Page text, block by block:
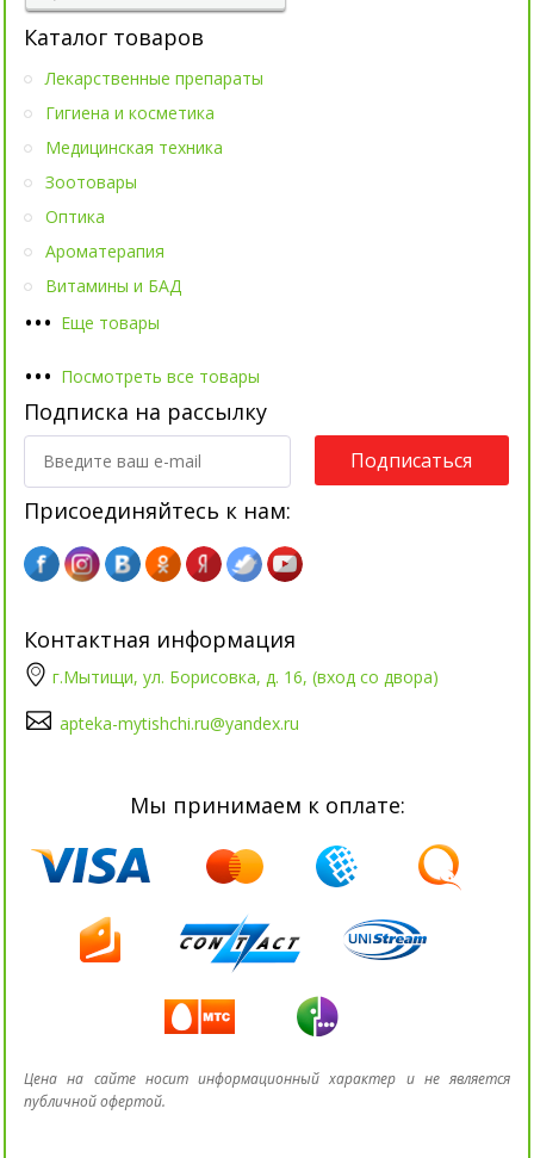
Каталог товаров
••• Еще товары
Лекарственные препараты
Гигиена и косметика
Медицинская техника
Зоотовары
Оптика
Ароматерапия
Витамины и БАД
••• Посмотреть все товары
Подписка на рассылку
Подписаться
Присоединяйтесь к нам:
Контактная информация
г.Мытищи, ул. Борисовка, д. 16, (вход со двора)
apteka-mytishchi.ru@yandex.ru
Мы принимаем к оплате:
Цена на сайте носит информационный характер и не является
публичной офертой.